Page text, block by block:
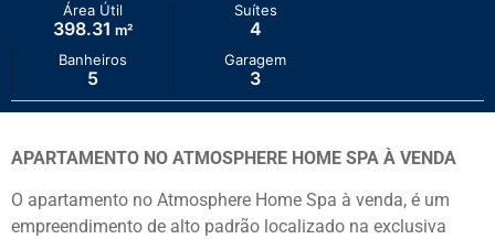
Área Útil
398.31 m²
Suítes
4
Banheiros
5
Garagem
3
APARTAMENTO NO ATMOSPHERE HOME SPA À VENDA
O apartamento no Atmosphere Home Spa à venda, é um
empreendimento de alto padrão localizado na exclusiva